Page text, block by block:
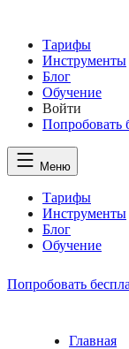
Тарифы
Инструменты
Блог
Обучение
Войти
Попробовать
Меню
Тарифы
Инструменты
Блог
Обучение
Попробовать
Главная